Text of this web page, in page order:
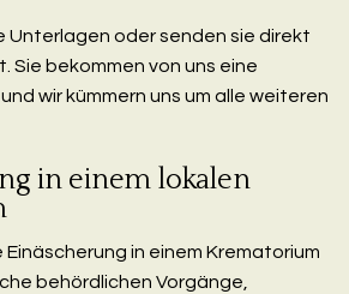
Unterlagen oder senden sie direkt
Sie bekommen von uns eine
wir kümmern uns um alle weiteren
in einem lokalen
Einäscherung in einem Krematorium
behördlichen Vorgänge,